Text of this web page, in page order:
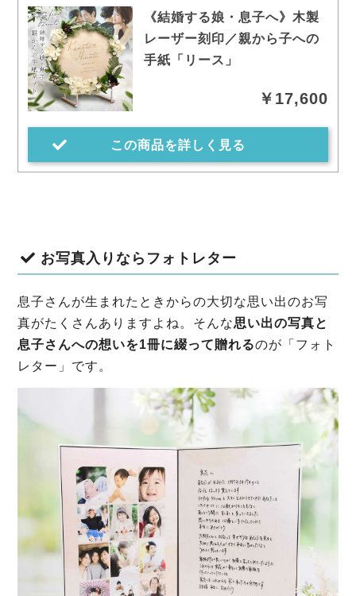
《結婚する娘・息子へ》木製
レーザー刻印／親から子への
手紙「リース」
￥17,600
この商品を詳しく見る
お写真入りならフォトレター
息子さんが生まれたときからの大切な思い出のお写
真がたくさんありますよね。そんな思い出の写真と
息子さんへの想いを1冊に綴って贈れるのが「フォト
レター」です。